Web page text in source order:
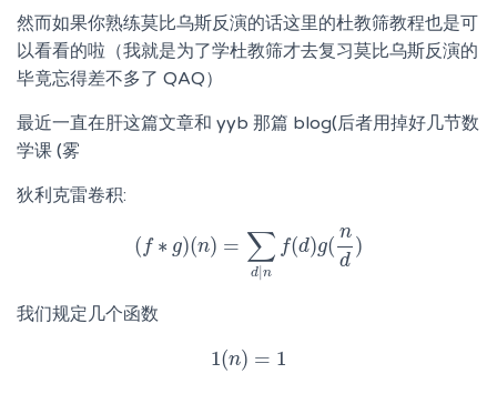
然而如果你熟练莫比乌斯反演的话这里的杜教筛教程也是可
以看看的啦（我就是为了学杜教筛才去复习莫比乌斯反演的
毕竟忘得差不多了 QAQ）
最近一直在肝这篇文章和 yyb 那篇 blog(后者用掉好几节数
学课 (雾
狄利克雷卷积:
( f ∗ g)(n) = ∑
d| n
f(d)g(
n
d
)
f∗g)(n) =∑ d|n (d)g(nd)
我们规定几个函数
1(n) = 1
1(n =1